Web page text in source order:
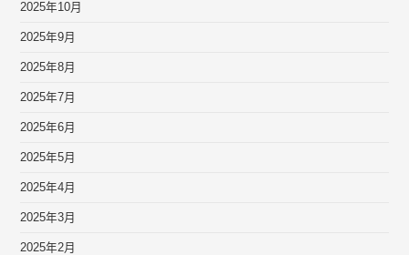
2025年10月
2025年9月
2025年8月
2025年7月
2025年6月
2025年5月
2025年4月
2025年3月
2025年2月